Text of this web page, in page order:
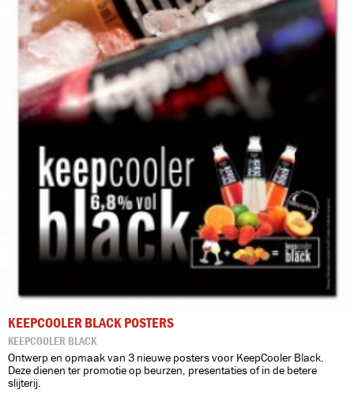
KEEPCOOLER BLACK POSTERS
KEEPCOOLER BLACK
Ontwerp en opmaak van 3 nieuwe posters voor KeepCooler Black.
Deze dienen ter promotie op beurzen, presentaties of in de betere
slijterij.